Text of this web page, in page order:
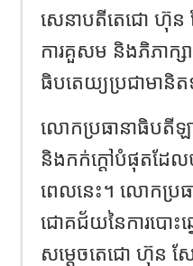
សេនាបតីតេជោ ហ៊ុន ស
ការគួសម និងភិភាក្ស
ធិបតេយ្យប្រជាមានិត
លោកប្រធានាធិបតីឡ
និងកក់ក្តៅបំផុតដែល
ពេលនេះ។ លោកប្រ
ជោគជ័យនៃការបោះ
សម្តេចតេជោ ហ៊ុន សែ